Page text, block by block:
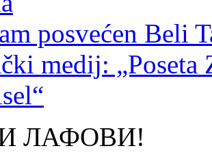
posvećen Beli
medij: „Poseta
ЛАФОВИ!